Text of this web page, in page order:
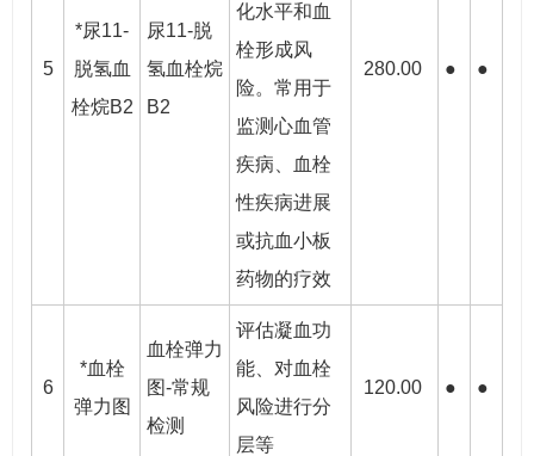
5
*尿11-
脱氢血
栓烷B2
尿11-脱
氢血栓烷
B2
化水平和血
栓形成风
险。常用于
监测心血管
疾病、血栓
性疾病进展
或抗血小板
药物的疗效
280.00 ● ●
6
*血栓
弹力图
血栓弹力
图-常规
检测
评估凝血功
能、对血栓
风险进行分
层等
120.00 ● ●